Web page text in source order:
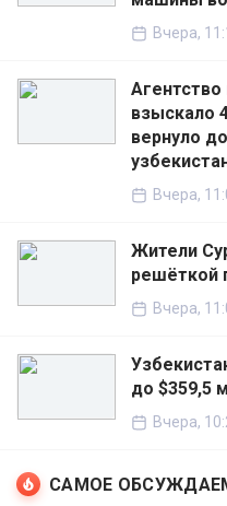
Вчера,
взыскало
вернуло
Вчера,
Жители
решёткой
Вчера,
до $359,5
Вчера,
САМОЕ